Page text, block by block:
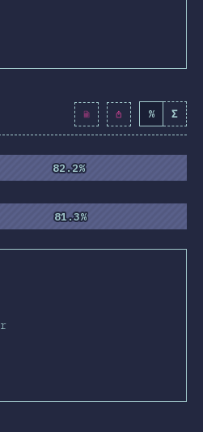
80.6 % ( 9264
% Σ
82.2%
82.2%
81.3%
81.3%